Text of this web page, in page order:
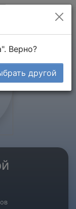
Верно?
другой